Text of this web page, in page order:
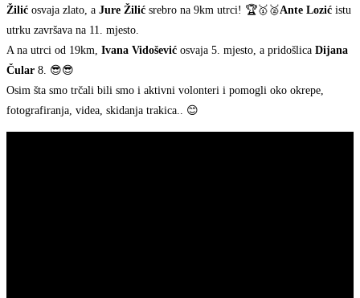
Žilić osvaja zlato, a Jure Žilić srebro na 9km utrci! 🏆🥇🥈Ante Lozić istu
utrku završava na 11. mjesto.
A na utrci od 19km, Ivana Vidošević osvaja 5. mjesto, a pridošlica Dijana
Čular 8. 😎😎
Osim šta smo trčali bili smo i aktivni volonteri i pomogli oko okrepe,
fotografiranja, videa, skidanja trakica.. 😊